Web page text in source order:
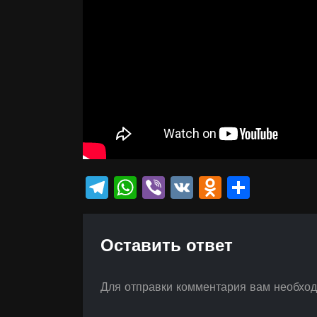
Telegram
WhatsApp
Viber
VK
Оставить ответ
Для отправки комментария вам